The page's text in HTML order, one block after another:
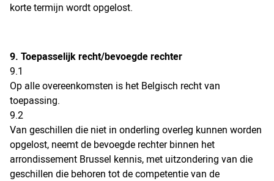
korte termijn wordt opgelost.
9. Toepasselijk recht/bevoegde rechter
9.1
Op alle overeenkomsten is het Belgisch recht van
toepassing.
9.2
Van geschillen die niet in onderling overleg kunnen worden
opgelost, neemt de bevoegde rechter binnen het
arrondissement Brussel kennis, met uitzondering van die
geschillen die behoren tot de competentie van de